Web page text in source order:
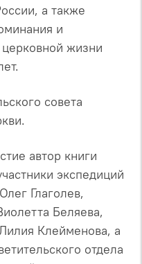
а также
и
церковной жизни
совета
автор книги
экспедиций
Глаголев,
Беляева,
Клейменова, а
отдела